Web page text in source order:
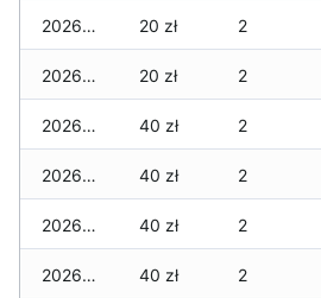
2026-07-10 20 zł 2
2026-07-09 20 zł 2
2026-07-08 40 zł 2
2026-07-07 40 zł 2
2026-07-06 40 zł 2
2026-07-05 40 zł 2